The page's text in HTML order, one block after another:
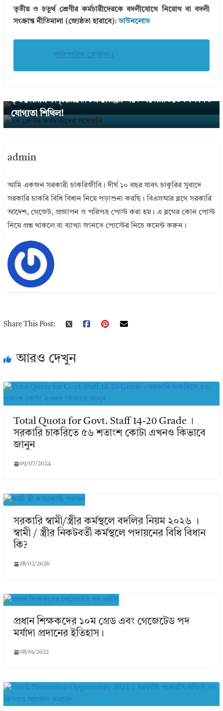
তৃতীয় ও চতুর্থ শ্রেণীর কর্মচারীদেরকে বদলীযোগে নিয়োগ বা বদলী
সংক্রান্ত নীতিমালা (জ্যেষ্ঠতা হারাবে):ডাউনলোড
পারস্পরিক জ্যেষ্ঠতা।
← Previous
কৃতদের শিক্ষাবৃত্তি প্রদান করা হবে
৪র্থ শ্রেণীর কর্মচারীকে ৩য় শ্রেণীর পদে পদোন্নতিতে শিক্ষাগত
যোগ্যতা শিথিল!
admin
আমি একজন সরকারী চাকরিজীবি। দীর্ঘ ১০ বছর যাবৎ চাকুরির সুবাদে
সরকারি চাকরি বিধি বিধান নিয়ে পড়াশুনা করছি। বিএসআর ব্লগে সরকারি
আদেশ, গেজেট, প্রজ্ঞাপন ও পরিপত্র পোস্ট করা হয়। এ ব্লগের কোন পোস্ট
নিয়ে প্রশ্ন থাকলে বা ব্যাখ্যা জানতে পোস্টের নিচে কমেন্ট করুন।
Share This Post:
আরও দেখুন
Total Quota for Govt. Staff 14-20 Grade ।
সরকারি চাকরিতে ৫৬ শতাংশ কোটা এখনও কিভাবে
জানুন
09/07/2024
সরকারি স্বামী/স্ত্রীর কর্মস্থলে বদলির নিয়ম ২০২৬ ।
স্বামী / স্ত্রীর নিকটবর্তী কর্মস্থলে পদায়নের বিধি বিধান
কি?
28/02/2026
প্রধান শিক্ষকদের ১০ম গ্রেড এবং গেজেটেড পদ
মর্যাদা প্রদানের ইতিহাস।
08/01/2022